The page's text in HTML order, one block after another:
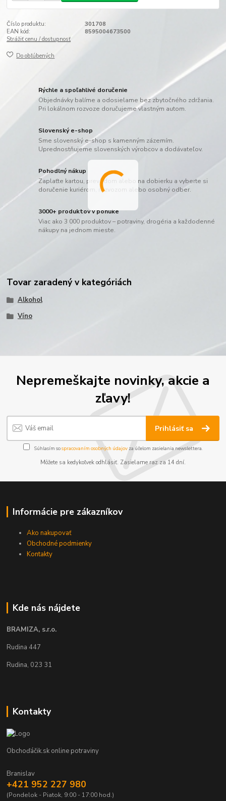
Číslo produktu:
301708
EAN kód:
8595004673500
Strážiť cenu / dostupnosť
Do obľúbených
Rýchle a spoľahlivé doručenie
Objednávky balíme a odosielame bez zbytočného zdržania.
Pri lokálnom rozvoze doručujeme vlastným autom.
Slovenský e-shop
Sme slovenský e-shop s kamenným zázemím.
Uprednostňujeme slovenských výrobcov a dodávateľov.
Pohodlný nákup
Zaplaťte kartou, prevodom alebo na dobierku a vyberte si
doručenie kuriérom, rozvozom alebo osobný odber.
3000+ produktov v ponuke
Viac ako 3 000 produktov – potraviny, drogéria a každodenné
nákupy na jednom mieste.
Tovar zaradený v kategóriách
Alkohol
Víno
Nepremeškajte novinky, akcie a
zľavy!
Prihlásiť sa
Súhlasím sospracovaním osobných údajov za účelom zasielania newslettera.
Môžete sa kedykoľvek odhlásiť. Zasielame raz za 14 dní.
Informácie pre zákazníkov
Ako nakupovať
Obchodné podmienky
Kontakty
Kde nás nájdete
BRAMIZA, s.r.o.
Rudina 447
Rudina, 023 31
Kontakty
Obchoďáčik.sk online potraviny
Branislav
+421 952 227 980
(Pondelok - Piatok, 9:00 - 17:00 hod.)